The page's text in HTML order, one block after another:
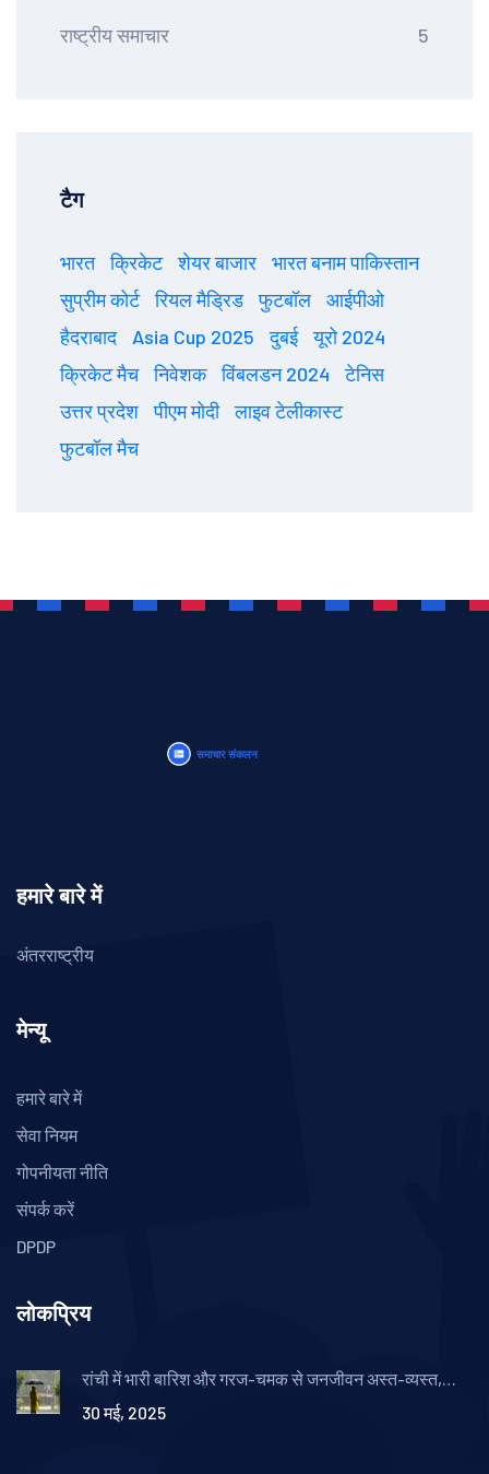
राष्ट्रीय समाचार 5
टैग
भारत क्रिकेट शेयर बाजार
भारत बनाम पाकिस्तान
सुप्रीम कोर्ट
रियल मैड्रिड फुटबॉल
आईपीओ
हैदराबाद
Asia Cup 2025 दुबई
यूरो 2024
क्रिकेट मैच
निवेशक विंबलडन 2024
टेनिस
उत्तर प्रदेश
पीएम मोदी
लाइव टेलीकास्ट
फुटबॉल मैच
हमारे बारे में
अंतरराष्ट्रीय
मेन्यू
हमारे बारे में
सेवा नियम
गोपनीयता नीति
संपर्क करें
DPDP
लोकप्रिय
रांची में भारी बारिश और गरज-चमक से जनजीवन अस्त-व्यस्त,
30 मई, 2025